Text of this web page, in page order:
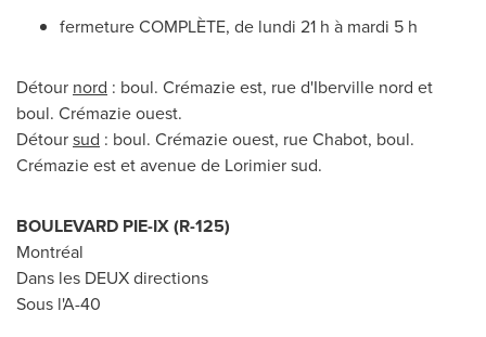
fermeture COMPLÈTE, de lundi 21 h à mardi 5 h
Détour nord : boul. Crémazie est, rue d'Iberville nord et
boul. Crémazie ouest.
Détoursud : boul. Crémazie ouest, rue Chabot, boul.
Crémazie est et avenue de Lorimier sud.
BOULEVARD PIE-IX (R-125)
Montréal
Dans les DEUX directions
Sous l'A-40